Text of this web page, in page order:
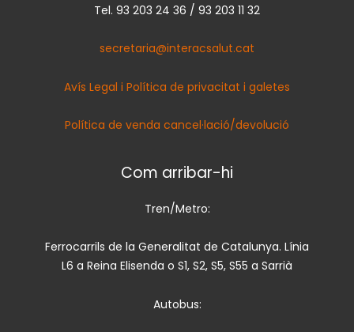
Tel. 93 203 24 36 / 93 203 11 32
secretaria@interacsalut.cat
Avís Legal i Política de privacitat i galetes
Política de venda cancel·lació/devolució
Com arribar-hi
Tren/Metro:
Ferrocarrils de la Generalitat de Catalunya. Línia
L6 a Reina Elisenda o S1, S2, S5, S55 a Sarrià
Autobus: